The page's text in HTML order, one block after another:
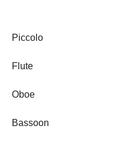
Piccolo
Flute
Oboe
Bassoon